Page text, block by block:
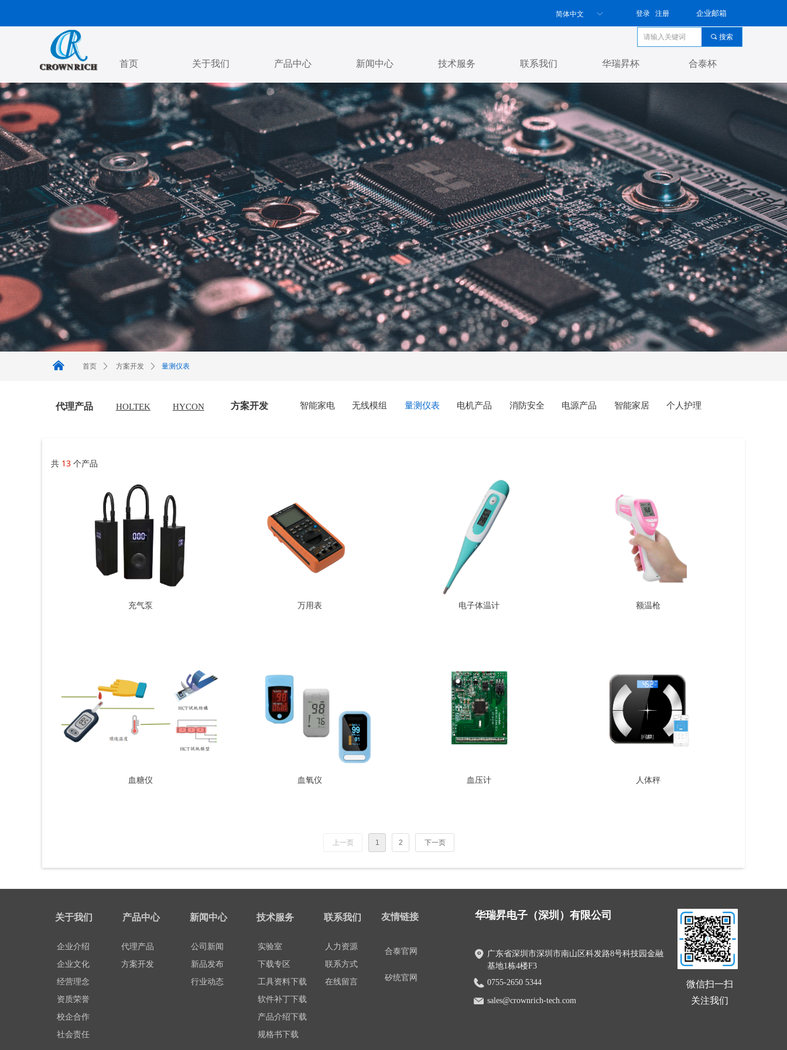
首页 关于我们 产品中心 新闻中心 技术服务 联系我们 华瑞昇杯 合泰杯
끠 搜索
ꀅ
简体中文 登录 注册 企业邮箱
낀 首页 ꄲ 方案开发 ꄲ 量测仪表
共 13 个产品
充气泵 万用表 电子体温计 额温枪
血糖仪 血氧仪 血压计 人体秤
上一页 1 2 下一页
代理产品 HOLTEK HYCON 方案开发 智能家电 无线模组 量测仪表 电机产品 消防安全 电源产品 智能家居 个人护理
广东省深圳市深圳市南山区科发路8号科技园金融
基地1栋4楼F3
0755-2650 5344
sales@crownrich-tech.com
华瑞昇电子（深圳）有限公司
微信扫一扫
关注我们
关于我们 产品中心 新闻中心 技术服务 联系我们
企业介绍
企业文化
经营理念
资质荣誉
校企合作
社会责任
公司新闻
新品发布
行业动态
实验室
下载专区
工具资料下载
软件补丁下载
产品介绍下载
规格书下载
人力资源
联系方式
在线留言
代理产品
方案开发
友情链接
合泰官网
矽统官网